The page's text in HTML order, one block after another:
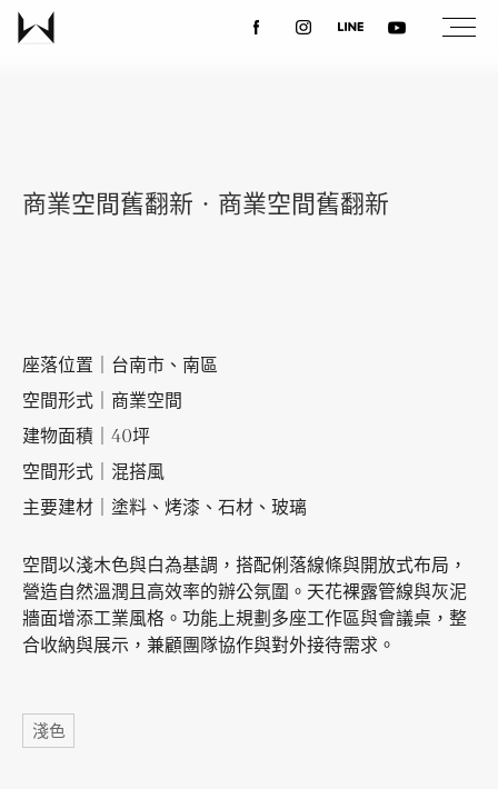
加盟徵才
商業空間舊翻新‧商業空間舊翻新
座落位置｜台南市、南區
空間形式｜商業空間
建物面積｜40坪
空間形式｜混搭風
主要建材｜塗料、烤漆、石材、玻璃
空間以淺木色與白為基調，搭配俐落線條與開放式布局，
營造自然溫潤且高效率的辦公氛圍。天花裸露管線與灰泥
牆面增添工業風格。功能上規劃多座工作區與會議桌，整
合收納與展示，兼顧團隊協作與對外接待需求。
標籤
淺色